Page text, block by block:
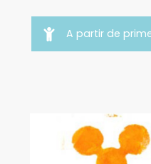
A partir de